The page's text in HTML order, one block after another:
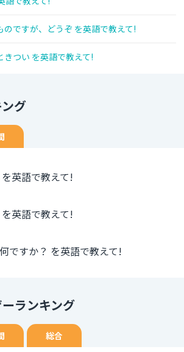
のですが、どうぞ を英語で教えて!
きつい を英語で教えて!
グ
英語で教えて!
英語で教えて!
ですか？ を英語で教えて!
ランキング
総合